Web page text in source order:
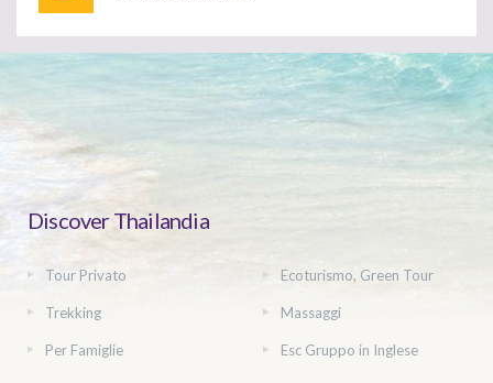
Discover Thailandia
Tour Privato Ecoturismo, Green Tour
Trekking Massaggi
Per Famiglie Esc Gruppo in Inglese